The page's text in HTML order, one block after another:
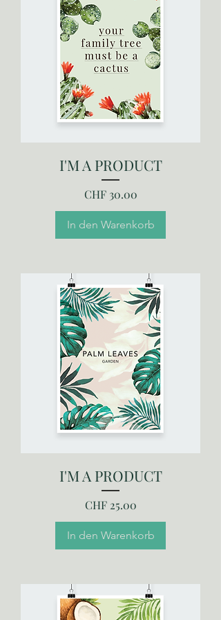
I'M A PRODUCT
Preis
CHF 30.00
In den Warenkorb
I'M A PRODUCT
Preis
CHF 25.00
In den Warenkorb